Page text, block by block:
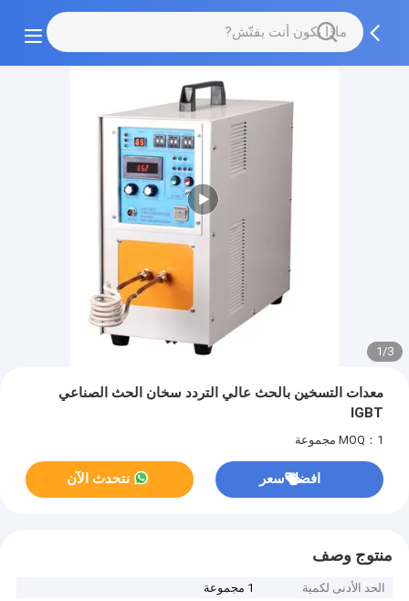
1/3
معدات التسخين بالحث عالي التردد سخان الحث الصناعي
IGBT
MOQ：1 مجموعة
افضل سعر نتحدث الآن
منتوج وصف
الحد الأدنى لكمية
1 مجموعة